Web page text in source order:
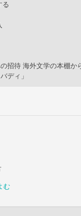
る
招待 海外文学の本棚か
ディ」
む